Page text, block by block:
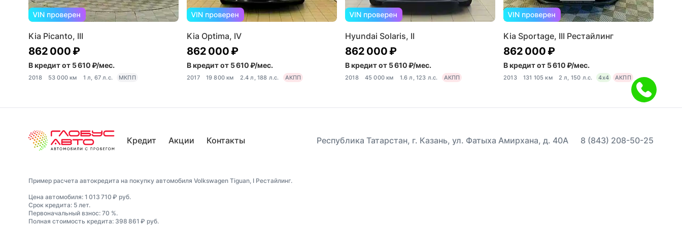
Kia Picanto, III
862 000 ₽
В кредит от 5 610 ₽/мес.
2018 53 000 км 1 л, 67 л.с. МКПП
Kia Optima, IV
862 000 ₽
В кредит от 5 610 ₽/мес.
2017 19 800 км 2.4 л, 188 л.с. АКПП
Hyundai Solaris, II
862 000 ₽
В кредит от 5 610 ₽/мес.
2018 45 000 км 1.6 л, 123 л.с. АКПП
Kia Sportage, III Рестайлинг
862 000 ₽
В кредит от 5 610 ₽/мес.
2013 131 105 км 2 л, 150 л.с. 4x4 АКПП
Кредит Акции Контакты Республика Татарстан, г. Казань, ул. Фатыха Амирхана, д. 40А 8 (843) 208-50-25
Пример расчета автокредита на покупку автомобиля Volkswagen Tiguan, I Рестайлинг.
Цена автомобиля: 1 013 710 ₽ руб.
Срок кредита: 5 лет.
Первоначальный взнос: 70 %.
Полная стоимость кредита: 398 861 ₽ руб.